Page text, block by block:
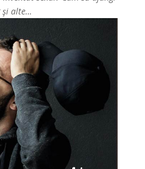
şi alte…